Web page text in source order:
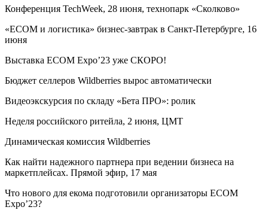
Конференция TechWeek, 28 июня, технопарк «Сколково»
«ECOM и логистика» бизнес-завтрак в Санкт-Петербурге, 16
июня
Выставка ECOM Expo’23 уже СКОРО!
Бюджет селлеров Wildberries вырос автоматически
Видеоэкскурсия по складу «Бета ПРО»: ролик
Неделя российского ритейла, 2 июня, ЦМТ
Динамическая комиссия Wildberries
Как найти надежного партнера при ведении бизнеса на
маркетплейсах. Прямой эфир, 17 мая
Что нового для екома подготовили организаторы ECOM
Expo’23?